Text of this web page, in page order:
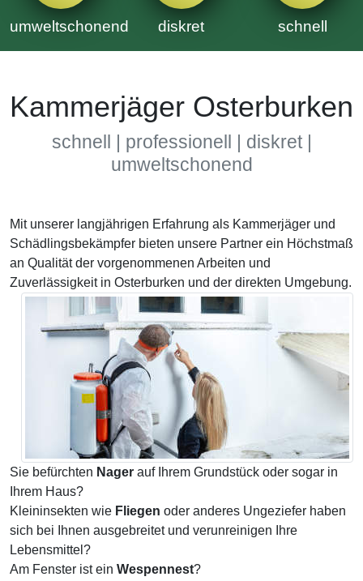
umweltschonend diskret schnell
Kammerjäger Osterburken
schnell | professionell | diskret |
umweltschonend
Mit unserer langjährigen Erfahrung als Kammerjäger und
Schädlingsbekämpfer bieten unsere Partner ein Höchstmaß
an Qualität der vorgenommenen Arbeiten und
Zuverlässigkeit in Osterburken und der direkten Umgebung.
Sie befürchten Nager auf Ihrem Grundstück oder sogar in
Ihrem Haus?
Kleininsekten wie Fliegen oder anderes Ungeziefer haben
sich bei Ihnen ausgebreitet und verunreinigen Ihre
Lebensmittel?
Am Fenster ist ein Wespennest?